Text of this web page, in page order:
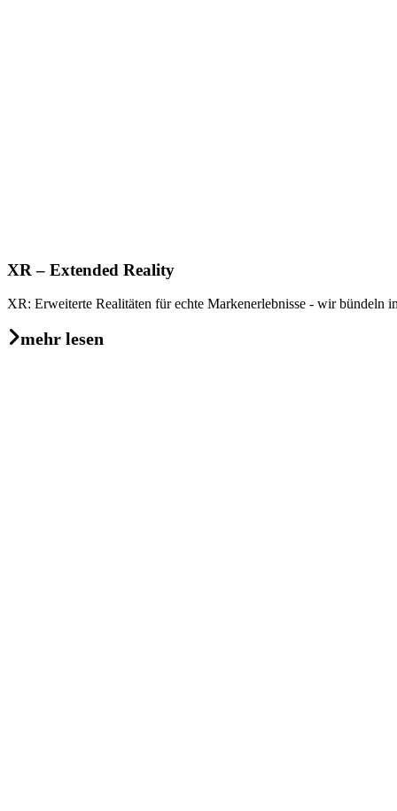
XR – Extended Reality
XR: Erweiterte Realitäten für echte Markenerlebnisse - wir bündeln
mehr lesen